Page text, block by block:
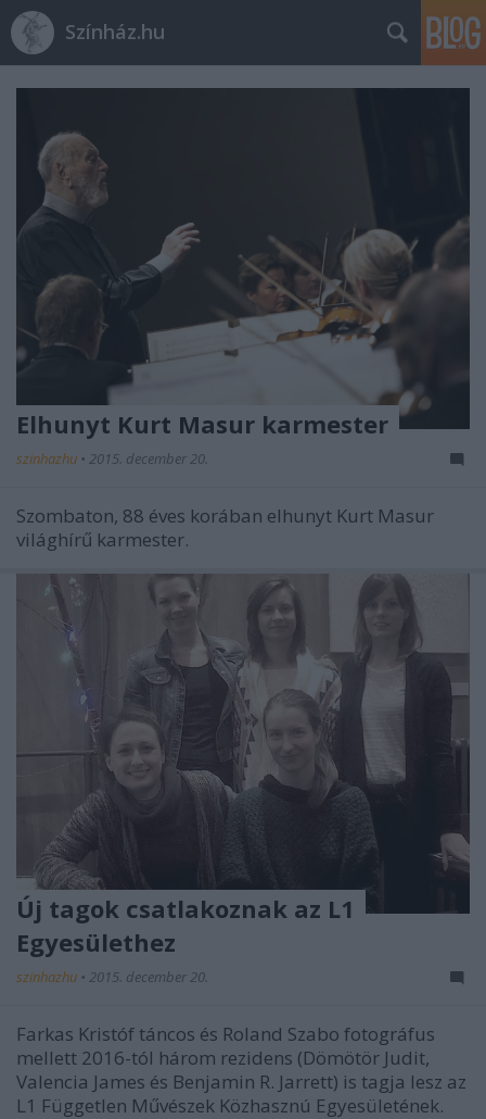
Színház.hu
Elhunyt Kurt Masur karmester
szinhazhu • 2015. december 20.
Szombaton, 88 éves korában elhunyt Kurt Masur
világhírű karmester.
Új tagok csatlakoznak az L1
Egyesülethez
szinhazhu • 2015. december 20.
Farkas Kristóf táncos és Roland Szabo fotográfus
mellett 2016-tól három rezidens (Dömötör Judit,
Valencia James és Benjamin R. Jarrett) is tagja lesz az
L1 Független Művészek Közhasznú Egyesületének.